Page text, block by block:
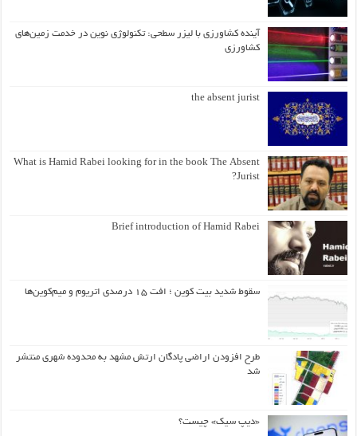
آینده کشاورزی با لیزر سطحی: تکنولوژی نوین در خدمت زمین‌های
کشاورزی
the absent jurist
What is Hamid Rabei looking for in the book The Absent
Jurist?
Brief introduction of Hamid Rabei
سقوط شدید بیت کوین ؛ افت ۱۵ درصدی اتریوم و میم‌کوین‌ها
طرح افزودن اراضی پادگان ارتش مشهد به محدوده شهری منتشر
شد
«دیپ سیک» چیست؟